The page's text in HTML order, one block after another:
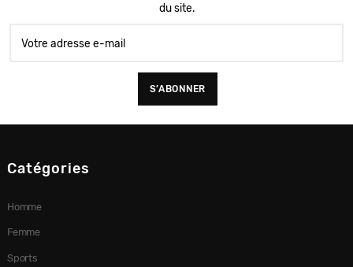
du site.
Catégories
Homme
Femme
Sports